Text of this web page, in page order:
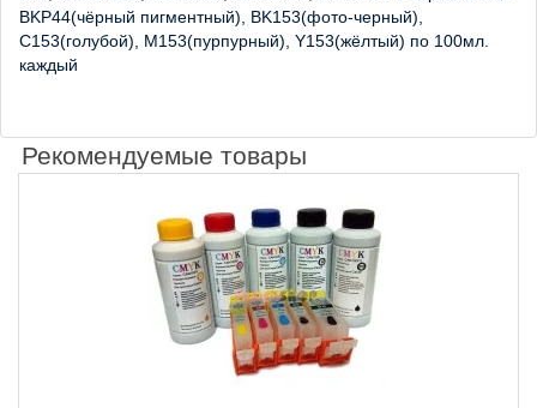
BKP44(чёрный пигментный), BK153(фото-черный),
C153(голубой), M153(пурпурный), Y153(жёлтый) по 100мл.
каждый
Рекомендуемые товары